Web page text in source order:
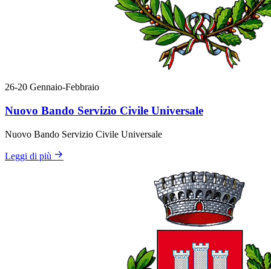
26-20 Gennaio-Febbraio
Nuovo Bando Servizio Civile Universale
Nuovo Bando Servizio Civile Universale
Leggi di più